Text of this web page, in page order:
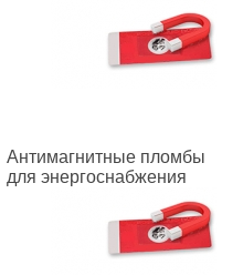
Антимагнитные пломбы
для энергоснабжения